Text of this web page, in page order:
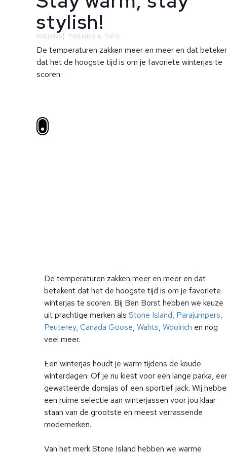
stylish!
NIEUWS TRENDS & TIPS
De temperaturen zakken meer en meer en dat
dat het de hoogste tijd is om je favoriete winterjas te
scoren.
De temperaturen zakken meer en meer en dat
betekent dat het de hoogste tijd is om je favoriete
winterjas te scoren. Bij Ben Borst hebben we keuze
uit prachtige merken als Stone Island, Parajumpers,
Peuterey, Canada Goose, Wahts, Woolrich en nog
veel meer.
Een winterjas houdt je warm tijdens de koude
winterdagen. Of je nu kiest voor een lange parka,
gewatteerde donsjas of een sportief jack. Wij
een ruime selectie aan winterjassen voor jou klaar
staan van de grootste en meest verrassende
modemerken.
Van het merk Stone Island hebben we warme